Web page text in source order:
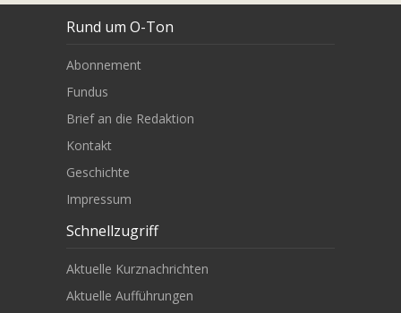
Rund um O-Ton
Abonnement
Fundus
Brief an die Redaktion
Kontakt
Geschichte
Impressum
Schnellzugriff
Aktuelle Kurznachrichten
Aktuelle Aufführungen